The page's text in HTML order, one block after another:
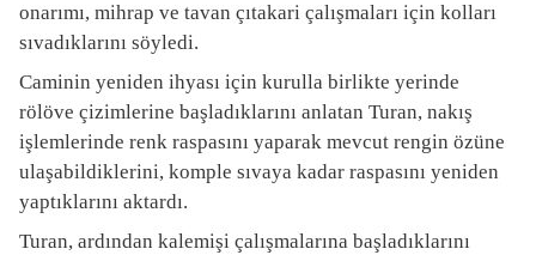
onarımı, mihrap ve tavan çıtakari çalışmaları için kolları
sıvadıklarını söyledi.
Caminin yeniden ihyası için kurulla birlikte yerinde
rölöve çizimlerine başladıklarını anlatan Turan, nakış
işlemlerinde renk raspasını yaparak mevcut rengin özüne
ulaşabildiklerini, komple sıvaya kadar raspasını yeniden
yaptıklarını aktardı.
Turan, ardından kalemişi çalışmalarına başladıklarını